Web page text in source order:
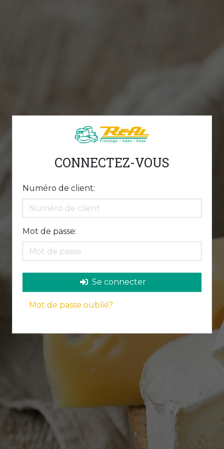
CONNECTEZ-VOUS
Numéro de client:
Mot de passe:
Se connecter
Mot de passe oublié?